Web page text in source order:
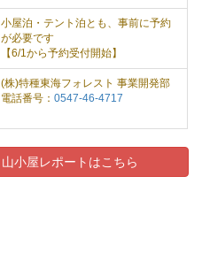
小屋泊・テント泊とも、事前に予約
が必要です
【6/1から予約受付開始】
(株)特種東海フォレスト 事業開発部
電話番号：0547-46-4717
山小屋レポートはこちら